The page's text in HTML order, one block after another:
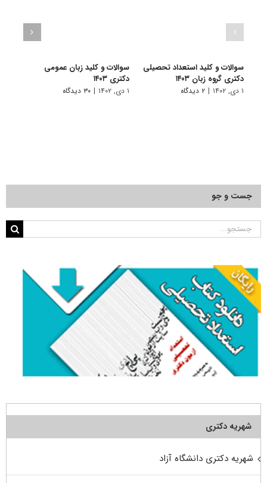
سوالات و کلید استعداد تحصیلی
دکتری گروه زبان ۱۴۰۳
۱ دی, ۱۴۰۲ | ۲ دیدگاه
سوالات و کلید زبان عمومی
دکتری ۱۴۰۳
۱ دی, ۱۴۰۲ | ۳۰ دیدگاه
جست و جو
جستجو
شهریه دکتری
شهریه دکتری دانشگاه آزاد